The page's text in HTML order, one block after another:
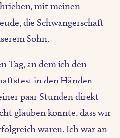
mit meinen
die Schwangerschaft
Sohn.
Tag, an dem ich den
in den Händen
paar Stunden direkt
glauben konnte, dass wir
waren. Ich war an